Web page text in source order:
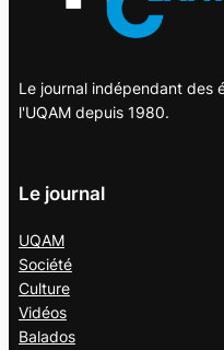
Le journal indépendant des
l'UQAM depuis 1980.
Le journal
UQAM
Société
Culture
Vidéos
Balados